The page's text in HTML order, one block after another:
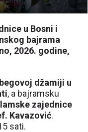
u Bosni i
bajrama
2026. godine,
džamiji u
, a bajramsku
zajednice
Kavazović.
sati.